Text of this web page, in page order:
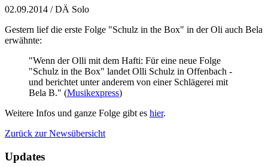
02.09.2014 / DÄ Solo
Gestern lief die erste Folge "Schulz in the Box" in der Oli auch Bela
erwähnte:
"Wenn der Olli mit dem Hafti: Für eine neue Folge
"Schulz in the Box" landet Olli Schulz in Offenbach -
und berichtet unter anderem von einer Schlägerei mit
Bela B." (Musikexpress)
Weitere Infos und ganze Folge gibt es hier.
Zurück zur Newsübersicht
Updates